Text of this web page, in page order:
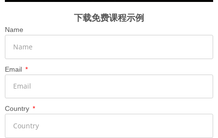
下载免费课程示例
Name
Email
Country